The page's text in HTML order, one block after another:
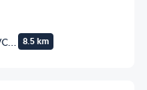
8.5 km